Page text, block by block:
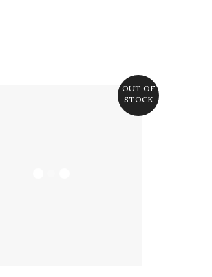
OUT OF
STOCK